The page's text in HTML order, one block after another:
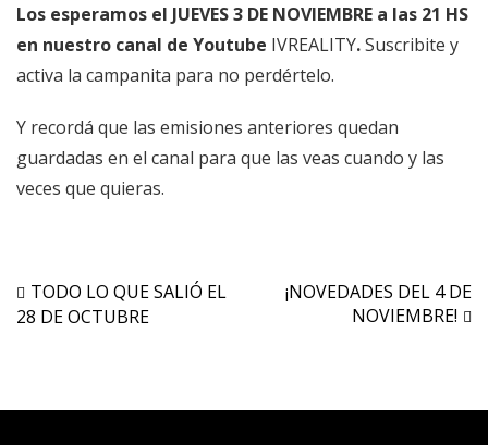
Los esperamos el JUEVES 3 DE NOVIEMBRE a las 21 HS
en nuestro canal de Youtube IVREALITY.Suscribite y
activa la campanita para no perdértelo.
Y recordá que las emisiones anteriores quedan
guardadas en el canal para que las veas cuando y las
veces que quieras.
Navegación
de
TODO LO QUE SALIÓ EL
28 DE OCTUBRE
¡NOVEDADES DEL 4 DE
NOVIEMBRE!